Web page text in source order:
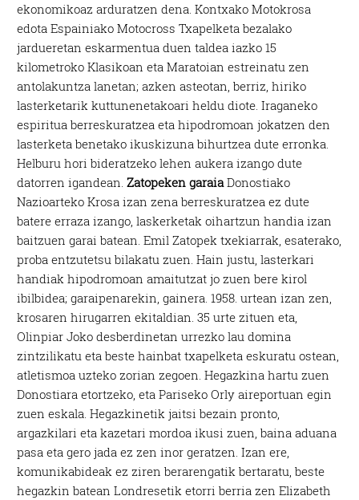
ekonomikoaz arduratzen dena. Kontxako Motokrosa
edota Espainiako Motocross Txapelketa bezalako
jardueretan eskarmentua duen taldea iazko 15
kilometroko Klasikoan eta Maratoian estreinatu zen
antolakuntza lanetan; azken asteotan, berriz, hiriko
lasterketarik kuttunenetakoari heldu diote. Iraganeko
espiritua berreskuratzea eta hipodromoan jokatzen den
lasterketa benetako ikuskizuna bihurtzea dute erronka.
Helburu hori bideratzeko lehen aukera izango dute
datorren igandean.Zatopeken garaiaDonostiako
Nazioarteko Krosa izan zena berreskuratzea ez dute
batere erraza izango, laskerketak oihartzun handia izan
baitzuen garai batean. Emil Zatopek txekiarrak, esaterako,
proba entzutetsu bilakatu zuen. Hain justu, lasterkari
handiak hipodromoan amaitutzat jo zuen bere kirol
ibilbidea; garaipenarekin, gainera. 1958. urtean izan zen,
krosaren hirugarren ekitaldian. 35 urte zituen eta,
Olinpiar Joko desberdinetan urrezko lau domina
zintzilikatu eta beste hainbat txapelketa eskuratu ostean,
atletismoa uzteko zorian zegoen. Hegazkina hartu zuen
Donostiara etortzeko, eta Pariseko Orly aireportuan egin
zuen eskala. Hegazkinetik jaitsi bezain pronto,
argazkilari eta kazetari mordoa ikusi zuen, baina aduana
pasa eta gero jada ez zen inor geratzen. Izan ere,
komunikabideak ez ziren berarengatik bertaratu, beste
hegazkin batean Londresetik etorri berria zen Elizabeth